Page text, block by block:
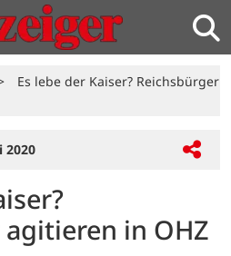
Es lebe der Kaiser? Reichsbürger
2020
in OHZ